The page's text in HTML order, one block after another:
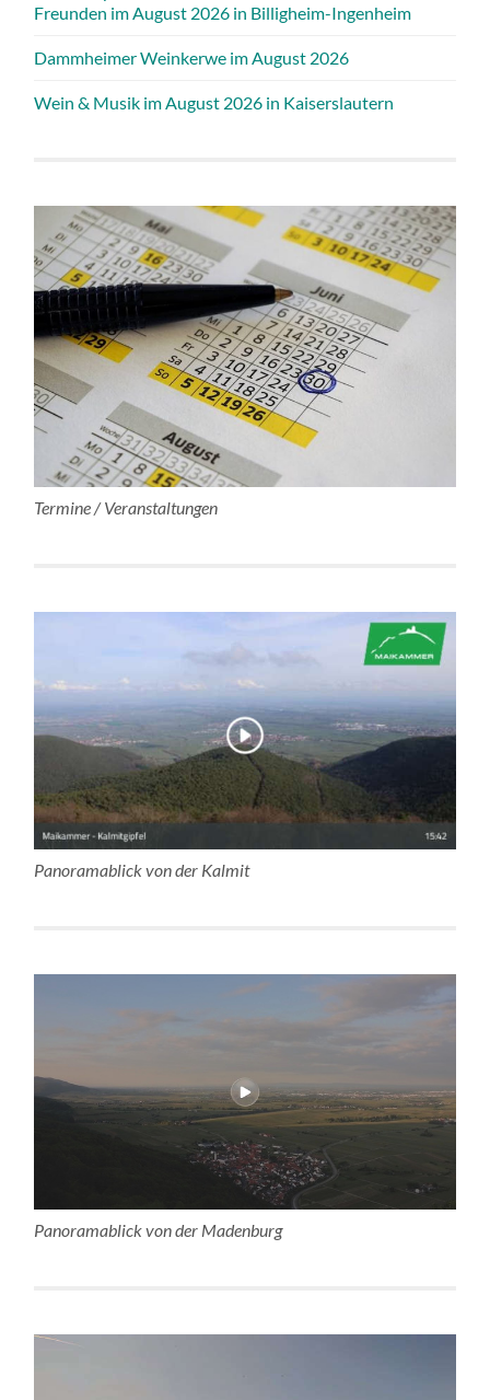
Freunden im August 2026 in Billigheim-Ingenheim
Dammheimer Weinkerwe im August 2026
Wein & Musik im August 2026 in Kaiserslautern
Termine / Veranstaltungen
Panoramablick von der Kalmit
Panoramablick von der Madenburg